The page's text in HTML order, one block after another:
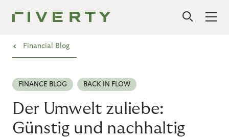
› Financial Blog
FINANCE BLOG BACK IN FLOW
Der Umwelt zuliebe:
Günstig und nachhaltig